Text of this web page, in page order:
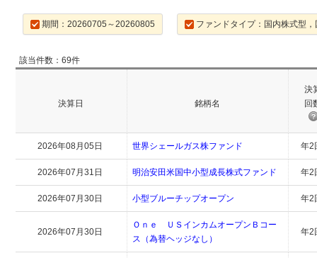
期間：20260705～20260805 ファンドタイプ：国内株式型
該当件数：69件
決算日 銘柄名
決
回
2026年08月05日 世界シェールガス株ファンド 年2
2026年07月31日 明治安田米国中小型成長株式ファンド 年2
2026年07月30日 小型ブルーチップオープン 年2
2026年07月30日
Ｏｎｅ ＵＳインカムオープンＢコー
ス（為替ヘッジなし）
年2